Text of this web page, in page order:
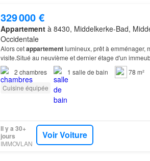
329 000 €
Appartementà 8430, Middelkerke-Bad,
Occidentale
Alors cetappartementlumineux, prêt à emménager,
visite.Situé au neuvième et dernier étage d'un
la Jean Van Hinsberghstraat, il bénéficie d'un
2 chambres 1 salle de bain
78 m²
Cuisine équipée
Il y a 30+
jours
IMMOVLAN
Voir Voiture